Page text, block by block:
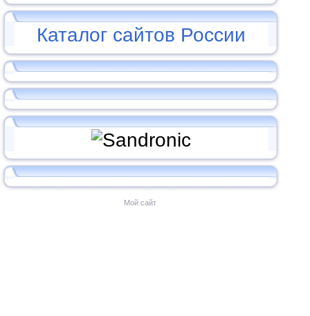
Каталог сайтов России
Мой сайт